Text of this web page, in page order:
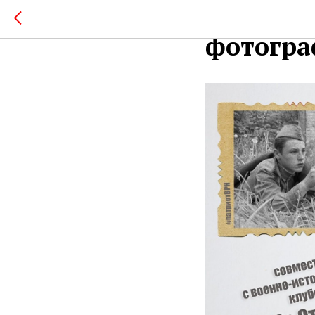
Итоги